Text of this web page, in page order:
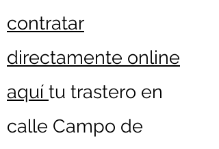
contratar
directamente online
aquí tu trastero en
calle Campo de